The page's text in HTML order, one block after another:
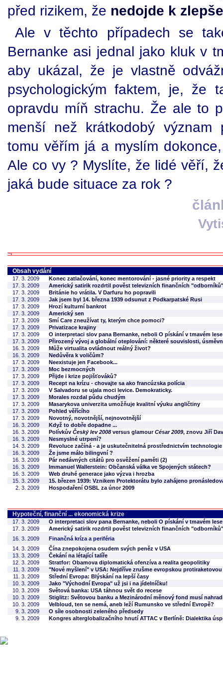
před rizikem, že nedojde k
Ale v těchto případech se
Bernanke asi jednal jako kluk v
aby ukázal, že je vlastně
psychologickým faktem, je, že
opravdu míň strachu. Že ale to
menší než krátkodobý význam
tomu věřím já a myslím
Ale co vy ? Myslíte, že lidé věří,
jaká bude situace za rok ?
Obsah vydání
17. 3. 2009
Konec zatlačování, konec mentorování - jasné priority a respekt
17. 3. 2009
Americký satirik rozdrtil pověst televizních finančních "odborníků"
17. 3. 2009
Británie ho vrátila. V Darfuru ho popravili
17. 3. 2009
Jak jsem byl 14. března 1939 odsunut z Podkarpatské Rusi
17. 3. 2009
Hrozí kulturní bankrot
17. 3. 2009
Americký sen
17. 3. 2009
Smí Care zneužívat ty, kterým chce pomoci?
17. 3. 2009
Privatizace krajiny
17. 3. 2009
O interpretaci slov pana Bernanke, neboli O pískání v tmavém lese
17. 3. 2009
Přirozený vývoj a globální oteplování: některé souvislosti,
16. 3. 2009
Může virtualita ovládnout reálný život?
16. 3. 2009
Nedůvěra k voličům?
17. 3. 2009
Neexistuje jen Facebook...
17. 3. 2009
Moc bezmocných
17. 3. 2009
Přijde i krize pojišťováků?
17. 3. 2009
Recept na krízu - chovajte sa ako francúzska polícia
17. 3. 2009
V Salvadoru se ujala moci levice. Demokraticky.
17. 3. 2009
Morales rozdal půdu chudým
17. 3. 2009
Masarykova univerzita umožňuje kvalitní výuku angličtiny
17. 3. 2009
Pohled věřícího
17. 3. 2009
Novotný, novotnější, nejnovotnější
16. 3. 2009
Když to dobře dopadne ...
16. 3. 2009
Polívkův Český lev 2008 versus glamourCésar 2009, znovu Jiří
16. 3. 2009
Nesmyslné utrpení?
14. 3. 2009
Revoluce začíná - a je uskutečnitelná prostřednictvím technologie
16. 3. 2009
Že jsme málo bilingvní ?
16. 3. 2009
Pár nedávných citátů pro osvěžení paměti (2)
16. 3. 2009
Immanuel Wallerstein: Občanská válka ve Spojených státech?
16. 3. 2009
Web druhé generace jako výzva i hrozba
15. 3. 2009
15. březen 1939: Vznikem Protektorátu bylo zahájeno
2. 3. 2009
Hospodaření OSBL za únor 2009
Hypoteční, finanční ... ekonomická krize
17. 3. 2009
O interpretaci slov pana Bernanke, neboli O pískání v tmavém lese
17. 3. 2009
Americký satirik rozdrtil pověst televizních finančních "odborníků"
16. 3. 2009
Finančná kríza a periféria
14. 3. 2009
Čína znepokojena osudem svých peněz v USA
13. 3. 2009
Čekání na létající talíře
12. 3. 2009
Stratfor: Obamova diplomatická ofenzíva a realita geopolitiky
11. 3. 2009
"Nové myšlení" v USA: Nejdříve zrušme evropskou
11. 3. 2009
Střední Evropa: Blýskání na lepší časy
10. 3. 2009
Jako "Východní Evropa" už jsi i na jídelníčku!
10. 3. 2009
Světová banka: USA táhnou svět do recese
10. 3. 2009
Stiglitz: Světovou banku a Mezinárodní měnový fond musí
10. 3. 2009
Velbloud, ten se nemá, aneb leží Rumunsko ve střední Evropě?
9. 3. 2009
O síle osobnosti zeleného předsedy
9. 3. 2009
Kongres alterglobalizačního hnutí ATTAC v Berlíně: Dialektika